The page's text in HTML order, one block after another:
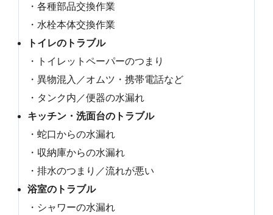
・各種部品交換作業
・水栓本体交換作業
トイレのトラブル
・トイレットペーパーのつまり
・異物混入／オムツ・携帯電話など
・タンク内／便器の水漏れ
キッチン・洗面台のトラブル
・蛇口からの水漏れ
・収納庫からの水漏れ
・排水のつまり／流れが悪い
浴室のトラブル
・シャワーの水漏れ